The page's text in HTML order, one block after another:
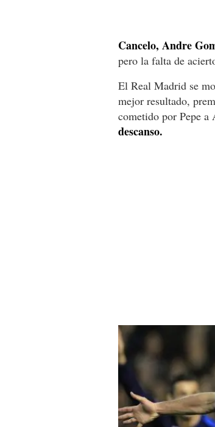
Cancelo, Andre
pero la falta de
El Real Madrid se
mejor resultado,
cometido por Pepe a
descanso.